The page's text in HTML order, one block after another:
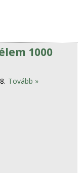
1000
Tovább »